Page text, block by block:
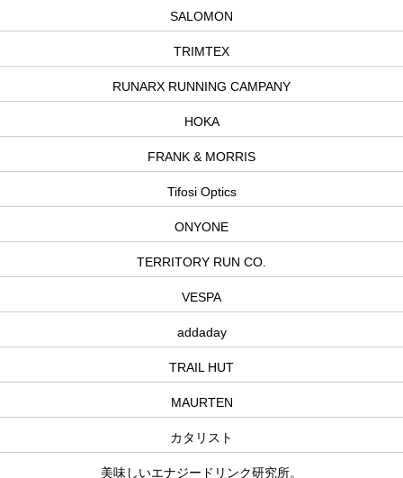
SALOMON
TRIMTEX
RUNARX RUNNING CAMPANY
HOKA
FRANK & MORRIS
Tifosi Optics
ONYONE
TERRITORY RUN CO.
VESPA
addaday
TRAIL HUT
MAURTEN
カタリスト
美味しいエナジードリンク研究所。